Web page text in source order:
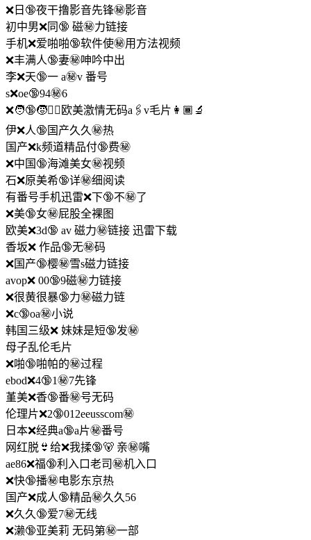
❌日🔞夜干撸影音先锋㊙️影音
初中男❌同🔞 磁㊙️力链接
手机❌爱啪啪🔞软件使㊙️用方法视频
❌丰满人🔞妻㊙️呻吟中出
李❌天🔞一 a㊙️v 番号
s❌oe🔞94㊙️6
❌🧑‍🔞🧒㊙️‍🧒欧美激情无码a🖇️v毛片👩🏾‍🔬
伊❌人🔞国产久久㊙️热
国产❌k频道精品付🔞费㊙️
❌中国🔞海滩美女㊙️视频
石❌原美希🔞详㊙️细阅读
有番号手机迅雷❌下🔞不㊙️了
❌美🔞女㊙️屁股全裸图
欧美❌3d🔞 av 磁力㊙️链接 迅雷下载
香坂❌ 作品🔞无㊙️码
❌国产🔞樱㊙️雪s磁力链接
avop❌ 00🔞9磁㊙️力链接
❌很黄很暴🔞力㊙️磁力链
❌c🔞oa㊙️小说
韩国三级❌ 妹妹是短🔞发㊙️
母子乱伦毛片
❌啪🔞啪帕的㊙️过程
ebod❌4🔞1㊙️7先锋
堇美❌香🔞番㊙️号无码
伦理片❌2🔞012eeusscom㊙️
日本❌经典a🔞a片㊙️番号
网红脱👙给❌我揉🔞🐻 亲㊙️嘴
ae86❌福🔞利入口老司㊙️机入口
❌快🔞播㊙️电影东京热
国产❌成人🔞精品㊙️久久56
❌久久🔞爱7㊙️无线
❌濑🔞亚美莉 无码第㊙️一部